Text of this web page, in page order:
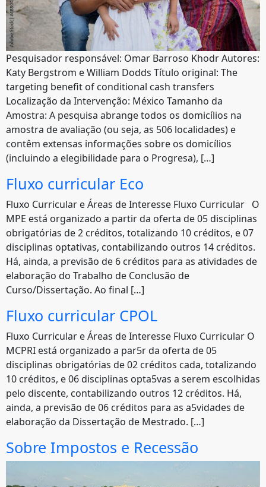
Pesquisador responsável: Omar Barroso Khodr Autores:
Katy Bergstrom e William Dodds Título original: The
targeting benefit of conditional cash transfers
Localização da Intervenção: México Tamanho da
Amostra: A pesquisa abrange todos os domicílios na
amostra de avaliação (ou seja, as 506 localidades) e
contêm extensas informações sobre os domicílios
(incluindo a elegibilidade para o Progresa), […]
Fluxo curricular Eco
Fluxo Curricular e Áreas de Interesse Fluxo Curricular O
MPE está organizado a partir da oferta de 05 disciplinas
obrigatórias de 2 créditos, totalizando 10 créditos, e 07
disciplinas optativas, contabilizando outros 14 créditos.
Há, ainda, a previsão de 6 créditos para as atividades de
elaboração do Trabalho de Conclusão de
Curso/Dissertação. Ao final […]
Fluxo curricular CPOL
Fluxo Curricular e Áreas de Interesse Fluxo Curricular O
MCPRI está organizado a par5r da oferta de 05
disciplinas obrigatórias de 02 créditos cada, totalizando
10 créditos, e 06 disciplinas opta5vas a serem escolhidas
pelo discente, contabilizando outros 12 créditos. Há,
ainda, a previsão de 06 créditos para as a5vidades de
elaboração da Dissertação de Mestrado. […]
Sobre Impostos e Recessão